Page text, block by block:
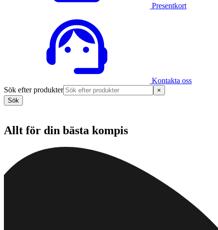
Presentkort
Kontakta oss
Sök efter produkter
×
Sök
Allt för din bästa kompis